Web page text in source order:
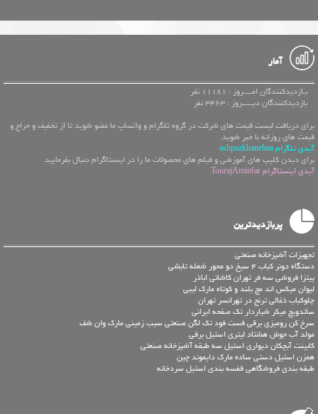
آمار
بـازدیدکنندگان امــــروز : 11181 نفر
بازدیدکنندگان دیـــــروز : 3463 نفر
برای دریافت لیست قیمت های شرکت در گروه تلگرام و واتساپ ما عضو شوید تا از تخفیف و حراج و
قیمت های روزانه با خبر شوید.
آیدی تلگرام ashpazkhanehaa
برای دیدن کلیپ های آموزشی و فیلم های محصولات ما را در اینستاگرام دنبال بفرمایید.
آیدی اینستاگرام TourajAminfar
پربازدیدترین
تجهیزات آشپزخانه صنعتی
دستگاه دونر کباب 4 سیخ دو محور شعله تابشی
پیتزا فروشی سه فر تهران کاشانی اباذر
لیوان میکس اند مچ بلند و کوتاه مارک لیبی
چلوکباب ذغالی ترنج در تهرانسر تهران
ساندویچ میکر شیاردار تک صفحه ایرانی
سرخ کن رومیزی برقی فست فود تک لگن صنعتی سیب زمینی مارک وان شف
مولد آب جوش هشتاد لیتری استیل برقی
کابینت آبچکان دیواری استیل سه طبقه آشپزخانه صنعتی
همزن استیل دستی ساده مارک دایموند چین
طبقه بندی فروشگاهی قفسه بندی استیل سردخانه